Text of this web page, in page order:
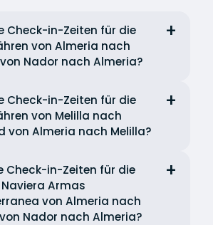
Check-in-Zeiten für die
von Almeria nach
Nador nach Almeria?
Check-in-Zeiten für die
von Melilla nach
von Almeria nach Melilla?
Check-in-Zeiten für die
Armas
von Almeria nach
Nador nach Almeria?